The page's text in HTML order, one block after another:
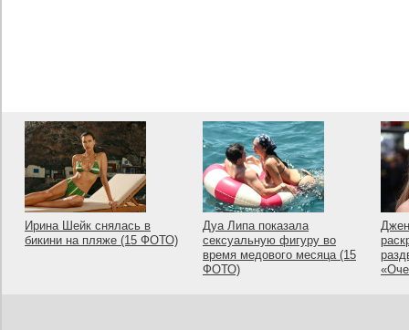
Ирина Шейк снялась в
бикини на пляже (15 ФОТО)
Дуа Липа показала
сексуальную фигуру во
время медового месяца (15
ФОТО)